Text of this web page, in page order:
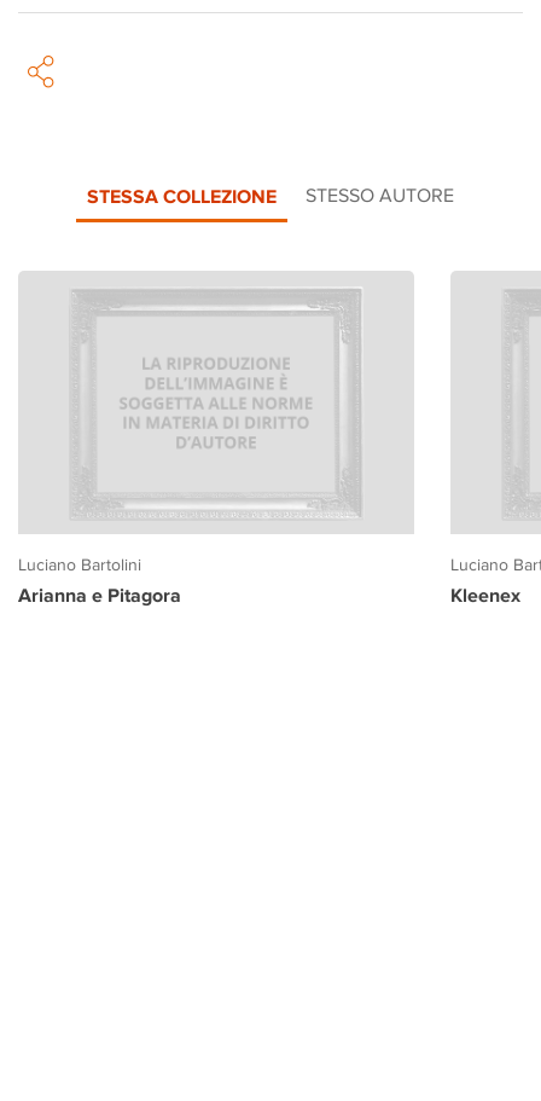
STESSA COLLEZIONE STESSO AUTORE
Luciano Bartolini
Arianna e Pitagora
Luciano
Kleenex